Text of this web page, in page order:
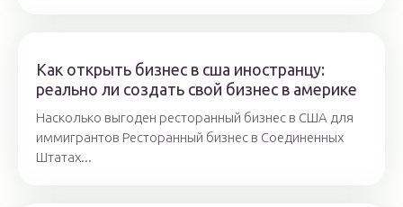
Как открыть бизнес в сша иностранцу:
реально ли создать свой бизнес в америке
Насколько выгоден ресторанный бизнес в США для
иммигрантов Ресторанный бизнес в Соединенных
Штатах...